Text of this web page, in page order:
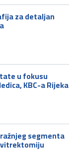
za detaljan
u fokusu
KBC-a Rijeka
segmenta